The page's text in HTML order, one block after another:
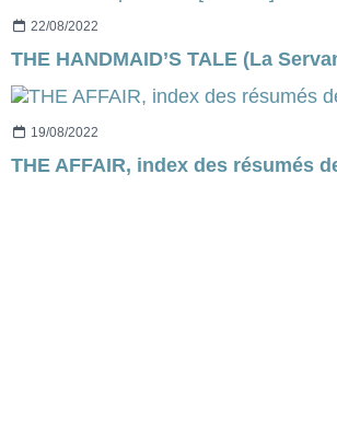
22/08/2022
19/08/2022
THE AFFAIR, index des résumés